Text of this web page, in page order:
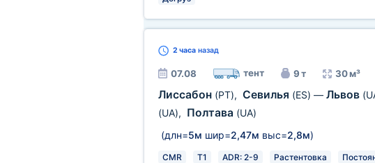
2 часаназад
07.08 тент 9 т 30 м³
Лиссабон (PT), Севилья (ES) — Львов
(UA), Полтава (UA)
(длн=5м шир=2,47м выс=2,8м)
CMR T1 ADR: 2-9 Растентовка